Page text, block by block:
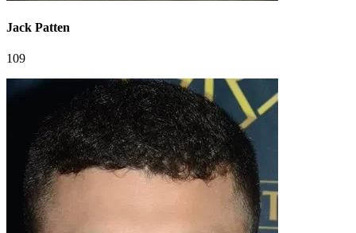
Jack Patten
109